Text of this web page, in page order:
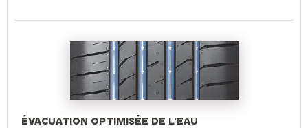
ÉVACUATION OPTIMISÉE DE L'EAU